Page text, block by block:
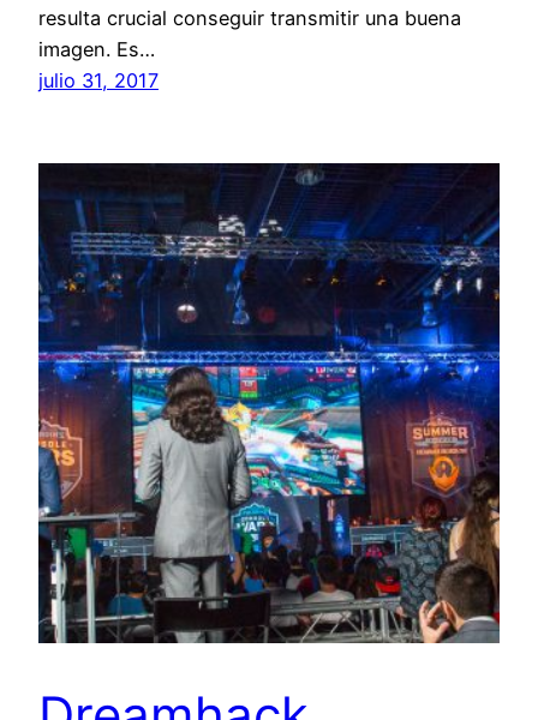
resulta crucial conseguir transmitir una buena
imagen. Es…
julio 31, 2017